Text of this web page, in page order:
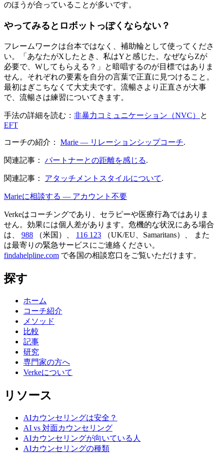
のほうが合っていることが多いです。
やってみるとロボットっぽくならない？
フレームワークは台本ではなく、補助輪として使ってくださ
い。「あなたがXしたとき、私はYと感じた。なぜならZが
必要で、Wしてもらえる？」と暗唱するのが目標ではありま
せん。それぞれの要素を自分の言葉で正直に見つけること。
最初はぎこちなくて大丈夫です。流暢さより正直さが大事
で、流暢さは練習についてきます。
手法の詳細を読む： 非暴力コミュニケーション（NVC）
と
EFT
コーチの紹介： Marie — リレーションシップコーチ.
関連記事： パートナーとの距離を感じる.
関連記事： アタッチメントスタイルについて.
Marieに相談する — アカウント不要
Verkeはコーチングであり、セラピーや医療行為ではありま
せん。効果には個人差があります。危機的な状況にある場合
は、
988 （米国）、 116 123 （UK/EU、Samaritans）、
また
は最寄りの緊急サービスにご連絡ください。
findahelpline.com で各国の相談窓口をご覧いただけます。
探す
ホーム
コーチ紹介
メソッド
比較
記事
研究
専門家の方へ
Verkeについて
リソース
AIカウンセリングは安全？
AI vs 対面カウンセリング
AIカウンセリングが向いている人
AIカウンセリングの種類